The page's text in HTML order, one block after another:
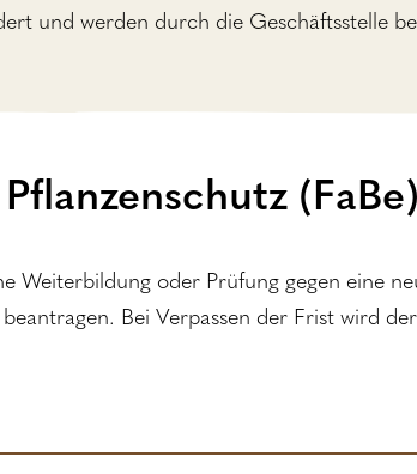
und werden durch die Geschäftsstelle
Weiterbildung oder Prüfung gegen eine
Bei Verpassen der Frist wird